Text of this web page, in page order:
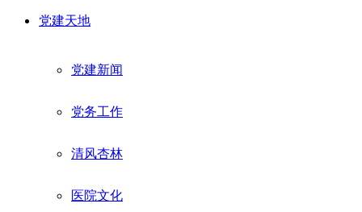
党建天地
党建新闻
党务工作
清风杏林
医院文化